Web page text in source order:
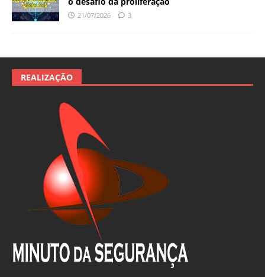
21/07/2026 3
REALIZAÇÃO